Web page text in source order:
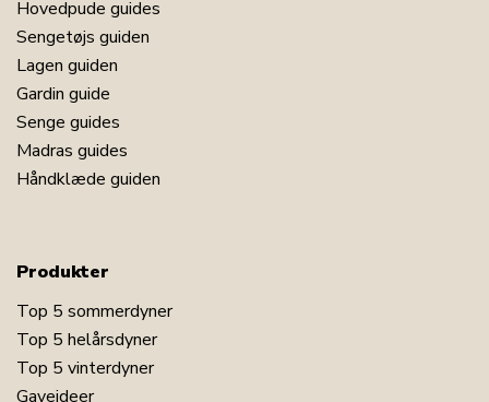
Hovedpude guides
Sengetøjs guiden
Lagen guiden
Gardin guide
Senge guides
Madras guides
Håndklæde guiden
Produkter
Top 5 sommerdyner
Top 5 helårsdyner
Top 5 vinterdyner
Gaveideer